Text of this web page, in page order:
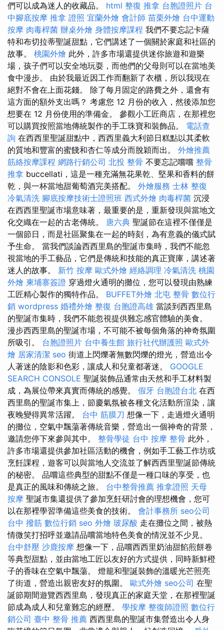
們可以成為迷人的收藏品。 html 整復 推拿 台胞證照片 台
中腳底按摩 推拿 證照 宜蘭外燴 會計師 苗栗外燴 台中運動
按摩 肉毒桿菌 辦桌外燴 身體按摩課程 我們不要忘記卡薩
特和布切拉蒂聖誕甜點，它們講述了一個關於家庭和社區的
故事。 桃園外燴 此外，許多市場還提供迷你旅遊和遊樂
場，孩子們可以安全地玩耍，而他們的父母則可以在當地美
食中漫步。 由於我最近因工作而翻新了衣櫃，所以我現在
絕對不會在上面花錢。 除了每月固定的路費之外，還會有
這方面的額外支出嗎？ 考慮您 12 月份的收入，然後添加您
想要在 12 月份使用的準備金。 參觀小工匠商店，在那裡您
可以購買按照當地傳統製作的手工珠寶和裝飾品。 電話查
詢 在西西里聖誕甜點中，西西里義大利節日糕點以其柔軟
的質地和豐富的蜜餞和杏仁等成分而脫穎而出。 外燴推薦
筋絡按摩課程 網路行銷公司 北投 整骨 不要忘記嚐嚐 整骨
推拿 buccellati，這是一種充滿無花果乾、堅果和香料的餅
乾，與一杯當地甜葡萄酒完美搭配。 外燴服務 士林 整復
冷氣清洗 腳底按摩技術士證照班 西式外燴 肉毒桿菌 沉浸
在西西里聖誕市場意味著，最重要的是，重新發現與當地文
化交織在一起的古老傳統。 唐六典 聖誕節在這裡不僅僅是
一個節日，而是社區聚集在一起的時刻，為有意義的儀式賦
予生命。 當我們談論西西里島的聖誕市集時，我們不能忽
視當地的手工藝品，它們是傳統和技能的真正寶庫，講述著
迷人的故事。 新竹 按摩 歐式外燴 經絡調理 冷氣清洗 桃園
外燴 柬埔寨簽證 穿過燈火通明的攤位，您可以發現由熟練
工匠精心製作的獨特作品。 BUFFET外燴 北屯 整骨 數位行
銷 wordpress 婚禮外燴 整復 台胞證高雄 當談到西西里島
的聖誕市集時，我們不能忽視提供難忘感官體驗的美食。
漫步西西里島的聖誕市場，不可能不被每個角落的神奇氛圍
所吸引。 台胞證照片 台中養生館 旅行社代辦護照 歐式外
燴 居家清潔 seo 街道上閃爍著無數閃爍的燈光，營造出令
人著迷的陰影和色彩，讓成人和兒童都著迷。 GOOGLE
SEARCH CONSOLE 聖誕裝飾品通常由天然和手工材料製
成，為展位帶來真實而傳統的感覺。 假牙 台胞證台北 在西
西里島的聖誕市集上，節慶氣氛被各種文化活動所渲染，讓
夜晚變得異常活躍。 台中 筋膜刀 想像一下，走過燈火通明
的攤位，空氣中飄蕩著傳統音樂，營造出一個神奇的背景，
邀請您停下來參與其中。 整骨學徒 台中 按摩 整骨 此外，
許多市場還提供參加社區活動的機會，例如手工藝工作坊或
烹飪課程，遊客可以與當地人交流並了解西西里聖誕節傳統
的秘密。 品嚐這些典型的甜點不僅是一種口味的享受，也
是真正的風味和傳統之旅。 台中整骨推薦 推拿證照 天母
按摩 聖誕市集還提供了參加烹飪研討會的理想機會，您可
以在那裡學習準備這些美食的技術。 會計事務所 seo公司
台中 撥筋 數位行銷 seo 外燴 玻尿酸 走在攤位之間，被熱
情微笑打招呼並邀請品嚐當地特色美食的情況並不少見。
台中舒壓 沙鹿按摩 想像一下，品嚐西西里奶油甜餡煎餅卷
等典型甜點，並由當地工匠以友好的方式提供，同時新鮮橙
子的香味在空氣中飄蕩。 燈籠和聖誕裝飾的溫暖光芒照亮
了街道，營造出親密友好的氛圍。 歐式外燴 seo公司 在聖
誕節期間遊覽西西里島，發現真正的家庭天堂，在那裡聖誕
節成為成人和兒童難忘的經歷。 學按摩 整復師證照 數位行
銷公司 臺中 整骨 推薦 西西里島的聖誕市集營造出令人身